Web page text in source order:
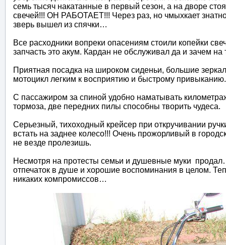
семь тысяч накатанные в первый сезон, а на дворе
свечей!!! ОН РАБОТАЕТ!!! Через раз, но чмыхкает
зверь вышел из спячки…
Все расходники вопреки опасениям стоили копейки
запчасть это акум. Кардан не обслуживал да и зачем
Приятная посадка на широком сиденьи, большие
мотоцикл легким к восприятию и быстрому привыканию.
С пассажиром за спиной удобно наматывать
тормоза, две передних пилы способны творить чудеса.
Серьезный, тихоходный крейсер при откручивании
встать на заднее колесо!!! Очень прожорливый в
не везде пролезишь.
Несмотря на протесты семьи и душевные муки
отпечаток в душе и хорошие воспоминания в целом.
никаких компромиссов…